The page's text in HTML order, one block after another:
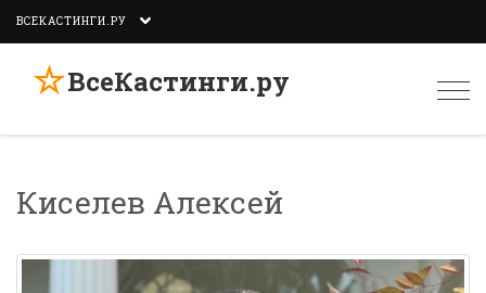
ВСЕКАСТИНГИ.РУ
☆ВсеКастинги.ру
Киселев Алексей